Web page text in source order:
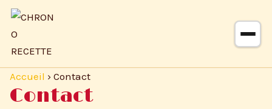
Passer
Aller au contenu principal
Accueil › Contact
Contact